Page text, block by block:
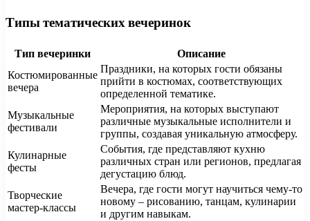
Типы тематических вечеринок
Тип вечеринки
Описание
Костюмированные
вечера
Праздники, на которых гости обязаны
прийти в костюмах, соответствующих
определенной тематике.
Музыкальные
фестивали
Мероприятия, на которых выступают
различные музыкальные исполнители и
группы, создавая уникальную атмосферу.
Кулинарные
фесты
События, где представляют кухню
различных стран или регионов, предлагая
дегустацию блюд.
Творческие
мастер-классы
Вечера, где гости могут научиться чему-то
новому – рисованию, танцам, кулинарии
и другим навыкам.